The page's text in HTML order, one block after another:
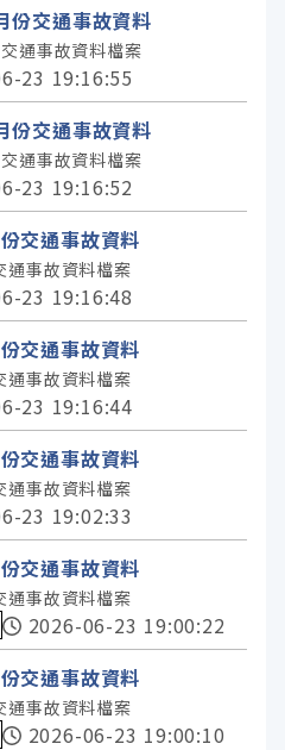
(1)
份交通事故資料
通事故資料檔案
23 19:16:55
份交通事故資料
通事故資料檔案
23 19:16:52
交通事故資料
通事故資料檔案
23 19:16:48
交通事故資料
通事故資料檔案
23 19:16:44
交通事故資料
通事故資料檔案
23 19:02:33
交通事故資料
通事故資料檔案
2026-06-23 19:00:22
交通事故資料
通事故資料檔案
2026-06-23 19:00:10